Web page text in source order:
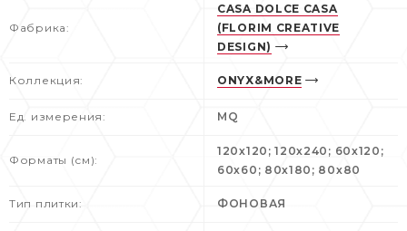
Фабрика:
CASA DOLCE CASA
(FLORIM CREATIVE
DESIGN)
Коллекция: ONYX&MORE
Ед. измерения: MQ
Форматы (см):
120х120; 120х240; 60х120;
60х60; 80х180; 80х80
Тип плитки: ФОНОВАЯ